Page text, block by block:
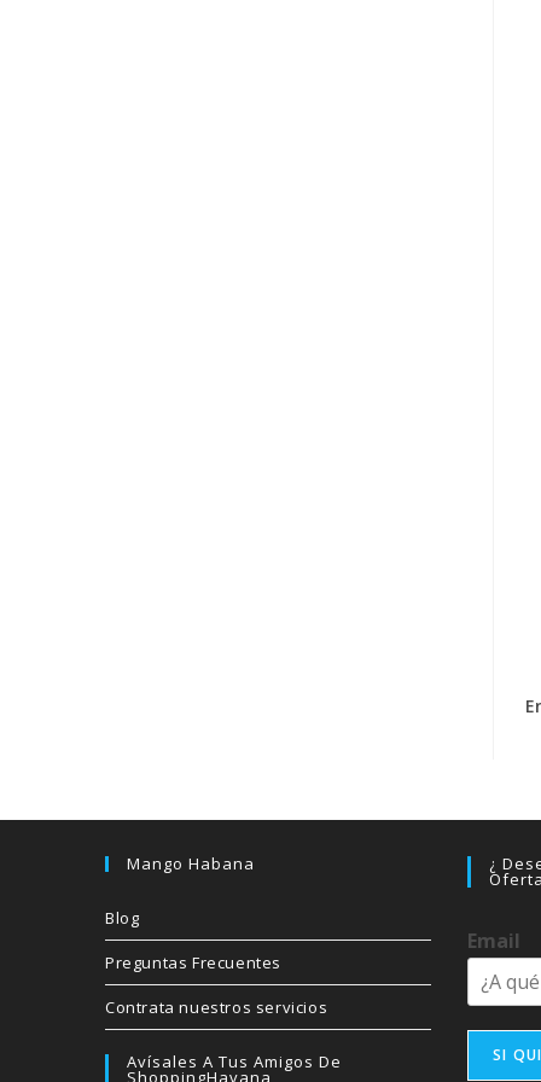
Mango Habana
Blog
Preguntas Frecuentes
Contrata nuestros servicios
Avísales A Tus Amigos De
¿
Email
SI